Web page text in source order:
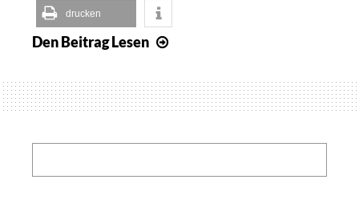
drucken
Den BeitragLesen
40
unter